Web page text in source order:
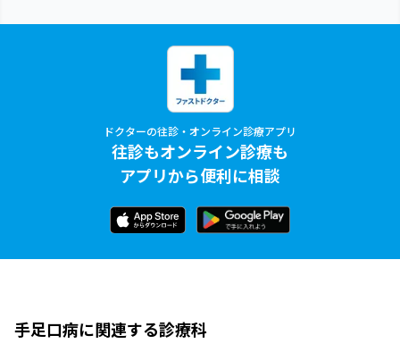
ドクターの往診・オンライン診療アプリ
往診もオンライン診療も
アプリから便利に相談
手足口病に関連する診療科